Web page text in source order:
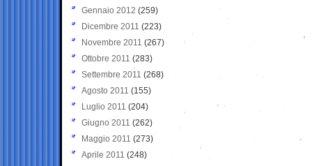
Gennaio 2012 (259)
Dicembre 2011 (223)
Novembre 2011 (267)
Ottobre 2011 (283)
Settembre 2011 (268)
Agosto 2011 (155)
Luglio 2011 (204)
Giugno 2011 (262)
Maggio 2011 (273)
Aprile 2011 (248)